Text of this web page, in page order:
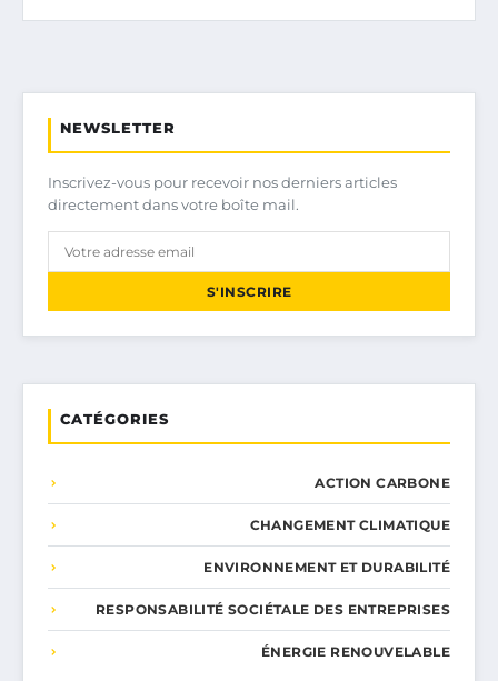
NEWSLETTER
Inscrivez-vous pour recevoir nos derniers articles
directement dans votre boîte mail.
S'INSCRIRE
CATÉGORIES
ACTION CARBONE
CHANGEMENT CLIMATIQUE
ENVIRONNEMENT ET DURABILITÉ
RESPONSABILITÉ SOCIÉTALE DES ENTREPRISES
ÉNERGIE RENOUVELABLE